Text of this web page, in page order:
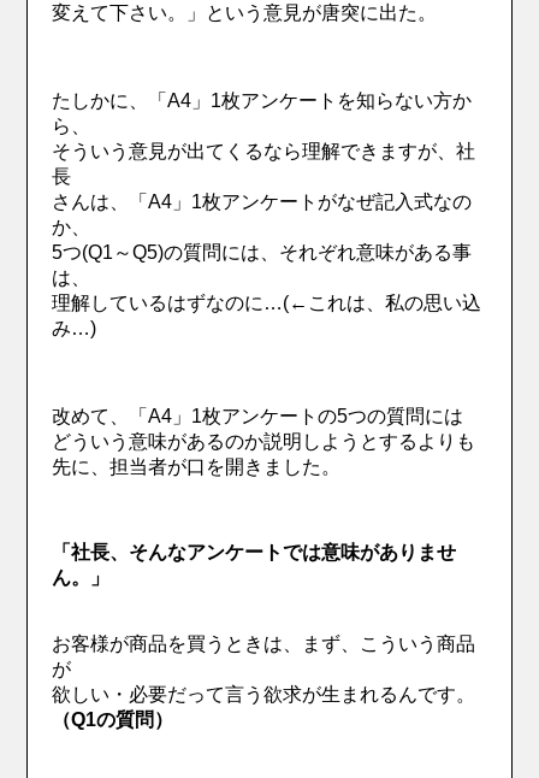
変えて下さい。」という意見が唐突に出た。
たしかに、「A4」1枚アンケートを知らない方か
ら、
そういう意見が出てくるなら理解できますが、社
長
さんは、「A4」1枚アンケートがなぜ記入式なの
か、
5つ(Q1～Q5)の質問には、それぞれ意味がある事
は、
理解しているはずなのに…(←これは、私の思い込
み…)
改めて、「A4」1枚アンケートの5つの質問には
どういう意味があるのか説明しようとするよりも
先に、担当者が口を開きました。
「社長、そんなアンケートでは意味がありませ
ん。」
お客様が商品を買うときは、まず、こういう商品
が
欲しい・必要だって言う欲求が生まれるんです。
（Q1の質問）